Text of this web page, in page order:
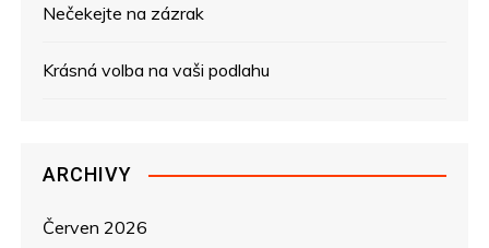
Nečekejte na zázrak
Krásná volba na vaši podlahu
ARCHIVY
Červen 2026